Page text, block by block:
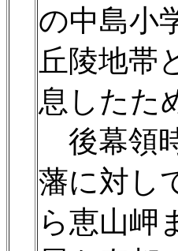
の中島小
丘陵地帯
息したた
後幕領
藩に対し
ら恵山岬